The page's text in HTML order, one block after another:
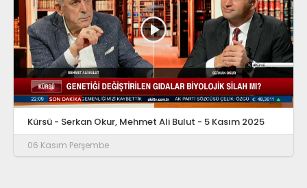
Kürsü - Serkan Okur, Mehmet Ali Bulut - 5 Kasım 2025
06 Kasım Perşembe